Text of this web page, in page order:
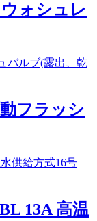
ォシュレ
フラッシ
13A 高温